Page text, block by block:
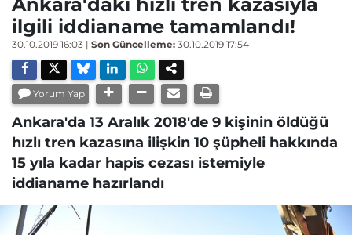
ilgili iddianame tamamlandı!
30.10.2019 16:03 | Son Güncelleme: 30.10.2019 17:54
Yorum Yap
Ankara'da 13 Aralık 2018'de 9 kişinin öldüğü
hızlı tren kazasına ilişkin 10 şüpheli hakkında
15 yıla kadar hapis cezası istemiyle
iddianame hazırlandı